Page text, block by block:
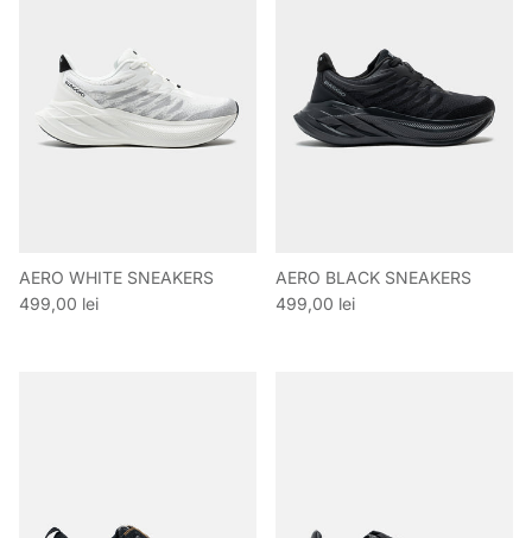
AERO WHITE SNEAKERS
Preț obișnuit
499,00 lei
AERO BLACK SNEAKERS
Preț obișnuit
499,00 lei